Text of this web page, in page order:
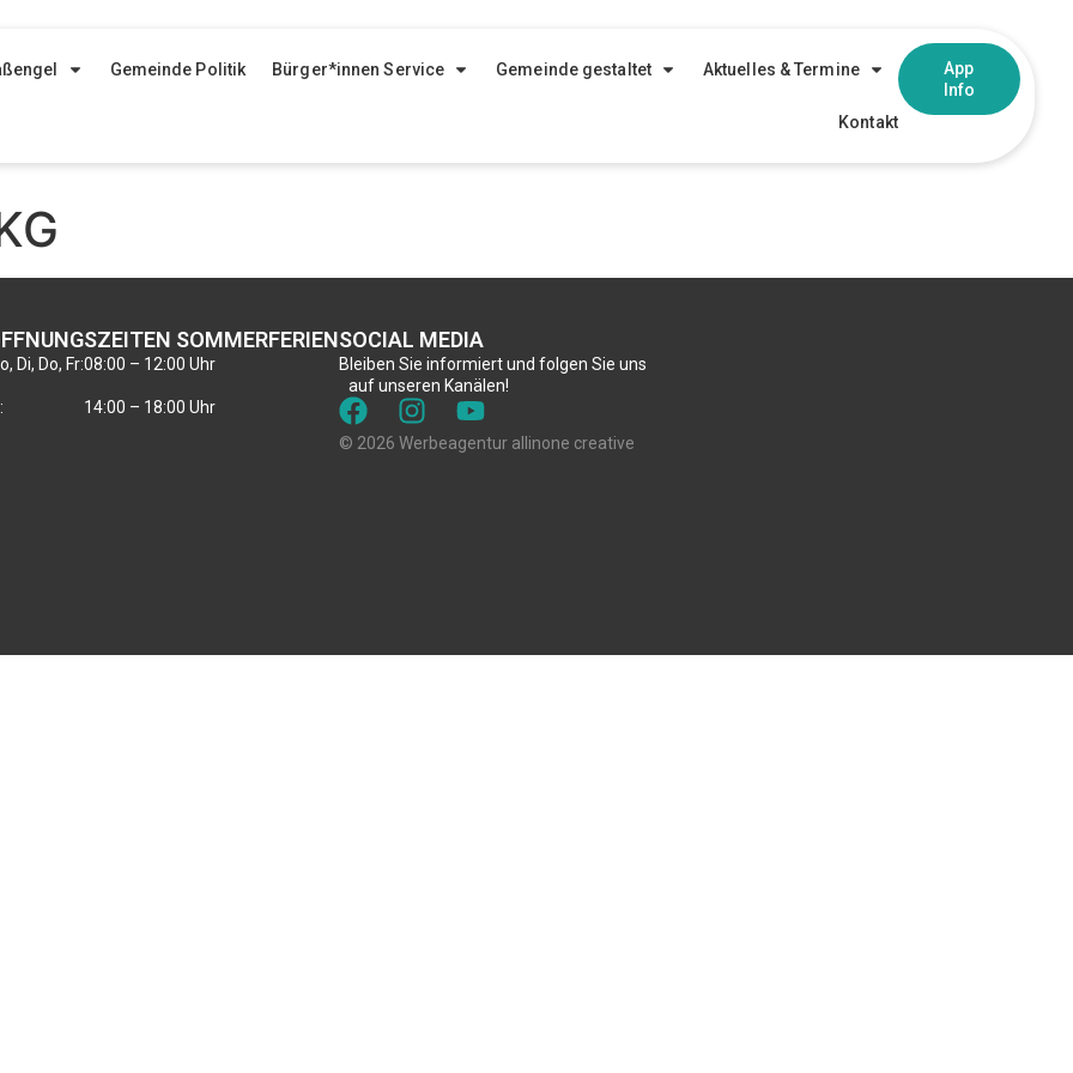
Gemeinde Politik Bürger*innen Service Gemeinde gestaltet Aktuelles & Termine
Kontakt
App
Info
SOMMERFERIEN
Di, Do, Fr:08:00 – 12:00 Uhr
14:00 – 18:00 Uhr
SOCIAL MEDIA
Bleiben Sie informiert und folgen Sie uns
auf unseren Kanälen!
© 2026 Werbeagentur allinone creative